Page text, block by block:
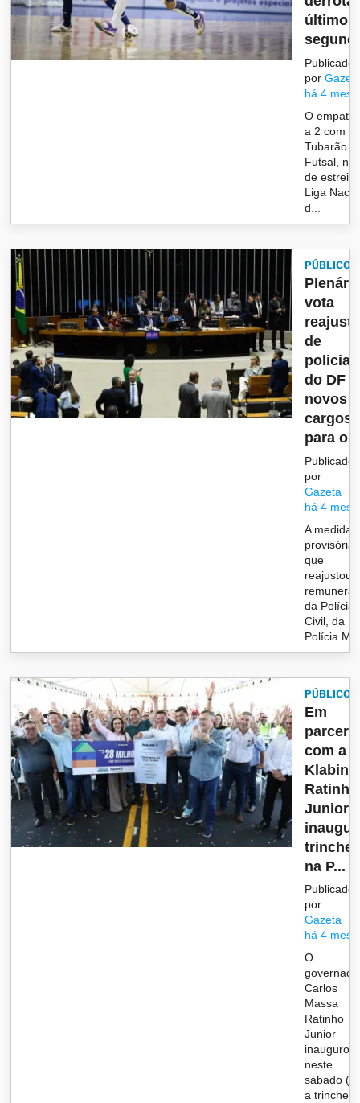
último
Publicado
por
há 4
O empate
a 2 com o
Tubarão
Futsal, na
de estreia
Liga
d...
PÚBLICO
vota
reajuste
de
do DF e
novos
cargos
para o
Publicado
por
Gazeta
há 4
A medida
provisória
que
reajustou
da Polícia
Civil, da
Polícia
PÚBLICO
Em
com a
Klabin,
Ratinho
Junior
na P...
Publicado
por
Gazeta
há 4
O
Carlos
Massa
Ratinho
Junior
inaugurou
neste
sábado
a